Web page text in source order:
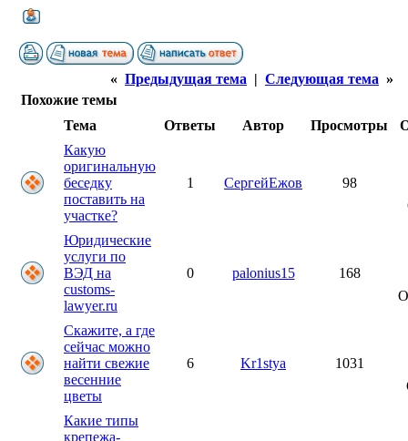
« Предыдущая тема | Следующая тема »
Похожие темы
Тема
Ответы Автор Просмотры
Какую
оригинальную
беседку
поставить на
участке?
1 СергейЕжов
98
Юридические
услуги по
ВЭД на
customs-
lawyer.ru
0 palonius15
168
Скажите, а где
сейчас можно
найти свежие
весенние
цветы
6 Kr1stya
1031
Какие типы
крепежа-